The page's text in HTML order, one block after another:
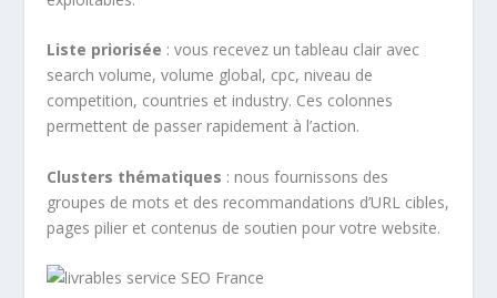
Liste priorisée : vous recevez un tableau clair avec
search volume, volume global, cpc, niveau de
competition, countries et industry. Ces colonnes
permettent de passer rapidement à l’action.
Clusters thématiques : nous fournissons des
groupes de mots et des recommandations d’URL cibles,
pages pilier et contenus de soutien pour votre website.